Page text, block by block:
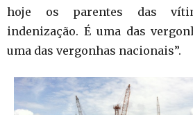
hoje os parentes das
indenização. É uma das
uma das vergonhas nacionais”.